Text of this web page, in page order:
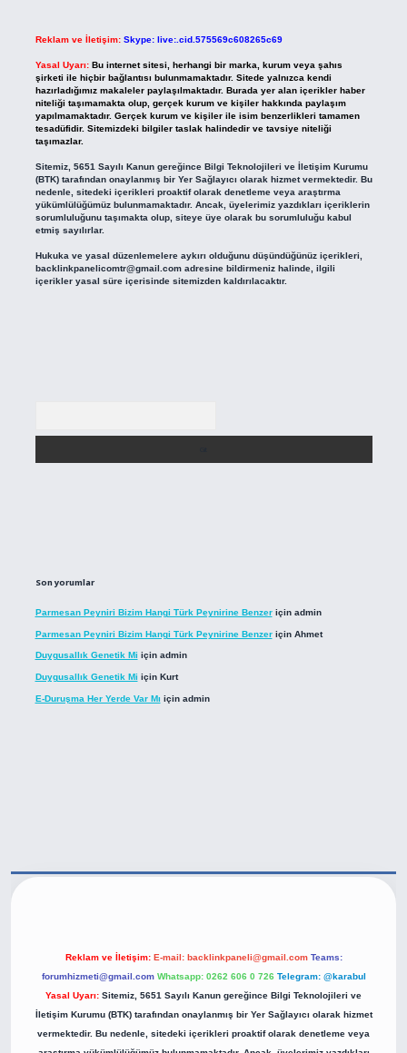
Reklam ve İletişim: Skype: live:.cid.575569c608265c69
Yasal Uyarı: Bu internet sitesi, herhangi bir marka, kurum veya şahıs
şirketi ile hiçbir bağlantısı bulunmamaktadır. Sitede yalnızca kendi
hazırladığımız makaleler paylaşılmaktadır. Burada yer alan içerikler haber
niteliği taşımamakta olup, gerçek kurum ve kişiler hakkında paylaşım
yapılmamaktadır. Gerçek kurum ve kişiler ile isim benzerlikleri tamamen
tesadüfidir. Sitemizdeki bilgiler taslak halindedir ve tavsiye niteliği
taşımazlar.
Sitemiz, 5651 Sayılı Kanun gereğince Bilgi Teknolojileri ve İletişim Kurumu
(BTK) tarafından onaylanmış bir Yer Sağlayıcı olarak hizmet vermektedir. Bu
nedenle, sitedeki içerikleri proaktif olarak denetleme veya araştırma
yükümlülüğümüz bulunmamaktadır. Ancak, üyelerimiz yazdıkları içeriklerin
sorumluluğunu taşımakta olup, siteye üye olarak bu sorumluluğu kabul
etmiş sayılırlar.
Hukuka ve yasal düzenlemelere aykırı olduğunu düşündüğünüz içerikleri,
backlinkpanelicomtr@gmail.comadresine bildirmeniz halinde, ilgili
içerikler yasal süre içerisinde sitemizden kaldırılacaktır.
Son yorumlar
Parmesan Peyniri Bizim Hangi Türk Peynirine Benzeriçin admin
Parmesan Peyniri Bizim Hangi Türk Peynirine Benzeriçin Ahmet
Duygusallık Genetik Mi için admin
Duygusallık Genetik Mi için Kurt
E-Duruşma Her Yerde Var Mı için admin
Reklam ve İletişim: E-mail: backlinkpaneli@gmail.com Teams:
forumhizmeti@gmail.com Whatsapp: 0262 606 0 726 Telegram: @karabul
Yasal Uyarı: Sitemiz, 5651 Sayılı Kanun gereğince Bilgi Teknolojileri ve
İletişim Kurumu (BTK) tarafından onaylanmış bir Yer Sağlayıcı olarak hizmet
vermektedir. Bu nedenle, sitedeki içerikleri proaktif olarak denetleme veya